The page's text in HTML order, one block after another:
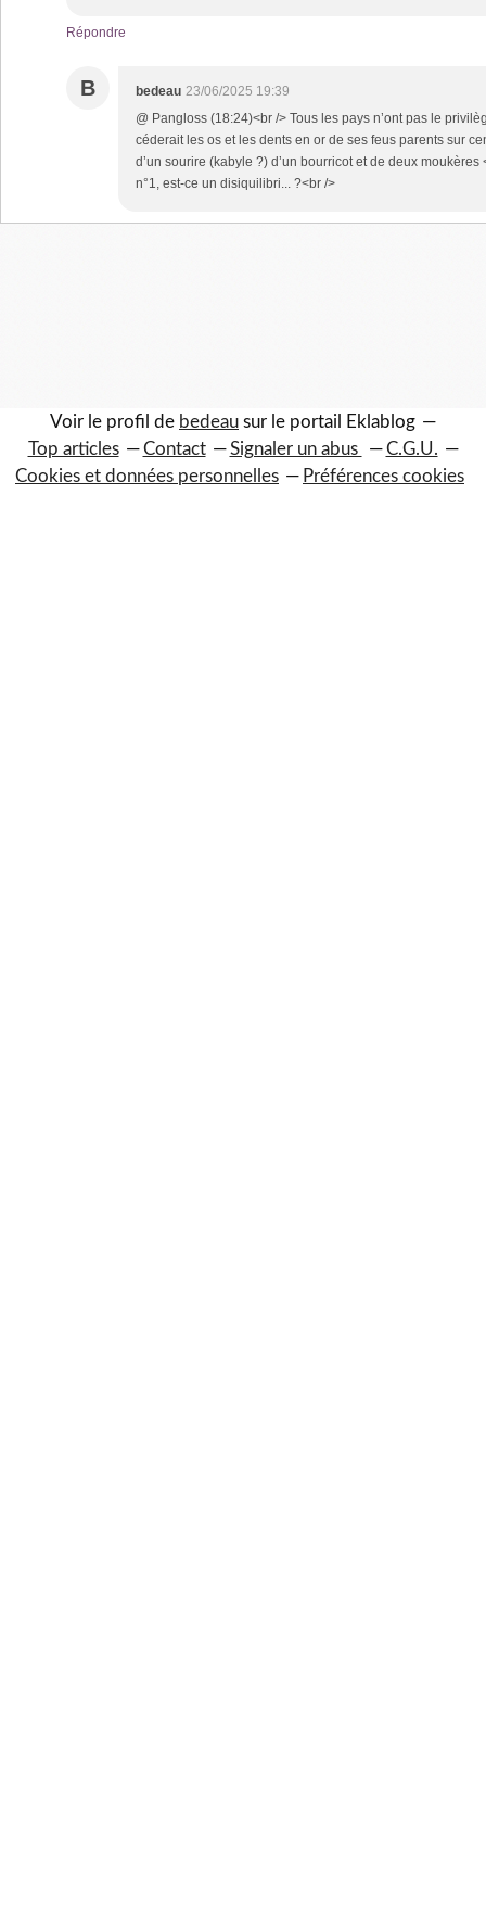
Répondre
B bedeau 23/06/2025 19:39
@ Pangloss (18:24)<br /> Tous les pays n’ont pas le
céderait les os et les dents en or de ses feus parents sur
d’un sourire (kabyle ?) d’un bourricot et de deux moukères
n°1, est-ce un disiquilibri... ?<br />
Voir le profil de bedeau sur le portail Eklablog
Top articles
Contact Signaler un abus
C.G.U.
Cookies et données personnelles
Préférences cookies